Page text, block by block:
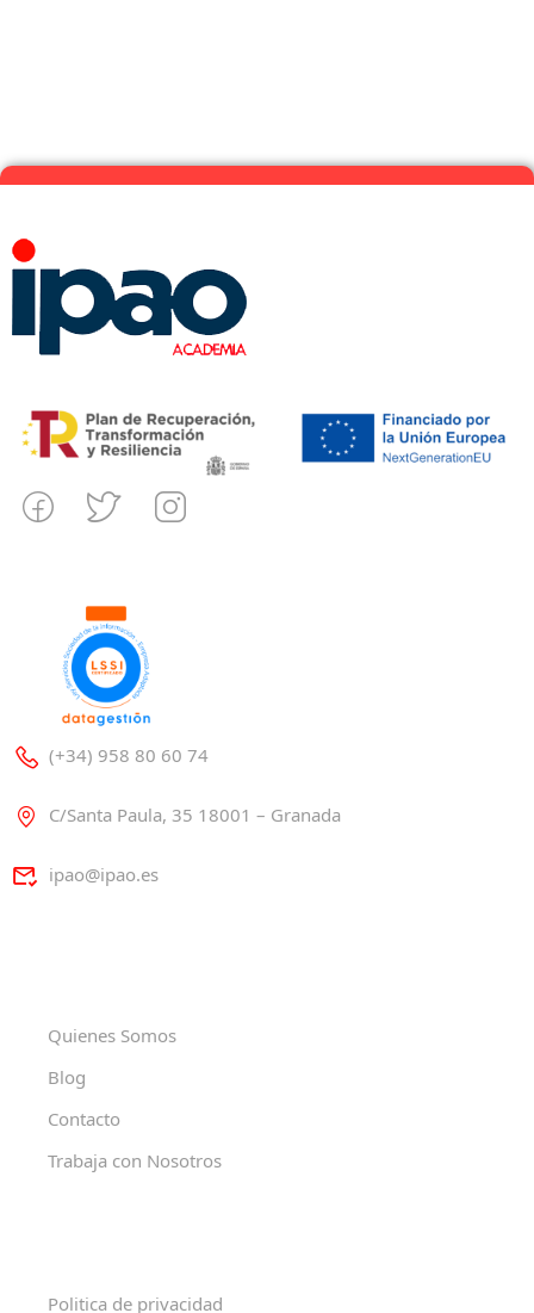
(+34) 958 80 60 74
C/Santa Paula, 35 18001 – Granada
ipao@ipao.es
Quienes Somos
Blog
Contacto
Trabaja con Nosotros
Politica de privacidad